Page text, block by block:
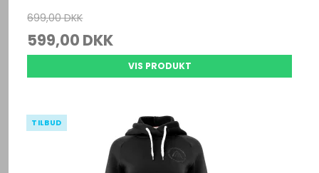
699,00 DKK
599,00 DKK
VIS PRODUKT
TILBUD